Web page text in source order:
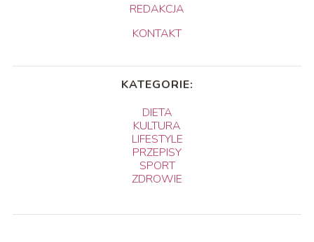
REDAKCJA
KONTAKT
KATEGORIE:
DIETA
KULTURA
LIFESTYLE
PRZEPISY
SPORT
ZDROWIE